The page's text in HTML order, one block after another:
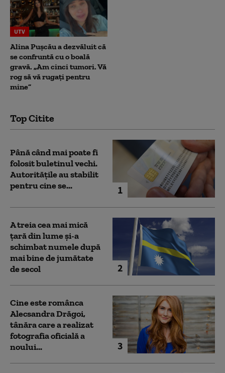
UTV
Alina Pușcău a dezvăluit că
se confruntă cu o boală
gravă. „Am cinci tumori. Vă
rog să vă rugați pentru
mine”
Top Citite
1
Până când mai poate fi
folosit buletinul vechi.
Autoritățile au stabilit
pentru cine se...
2
A treia cea mai mică
țară din lume și-a
schimbat numele după
mai bine de jumătate
de secol
3
Cine este românca
Alecsandra Drăgoi,
tânăra care a realizat
fotografia oficială a
noului...